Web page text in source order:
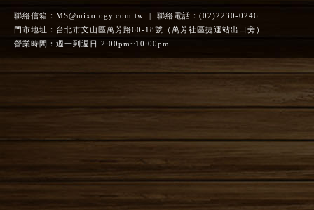
聯絡信箱： MS@mixology.com.tw | 聯絡電話：(02)2230-0246
門市地址：台北市文山區萬芳路60-18號（萬芳社區捷運站出口旁）
營業時間：週一到週日 2:00pm~10:00pm